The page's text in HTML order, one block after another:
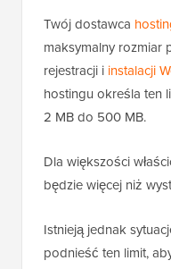
Twój dostawca
maksymalny rozmiar
rejestracji i instalacji
hostingu określa ten
2 MB do 500 MB.
Dla większości
będzie więcej niż
Istnieją jednak
podnieść ten limit,